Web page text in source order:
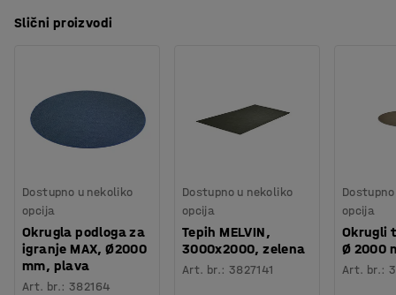
Slični proizvodi
Dostupno u nekoliko
opcija
Okrugla podloga za
igranje MAX, Ø2000
mm, plava
Art. br.:382164
Dostupno u nekoliko
opcija
Tepih MELVIN,
3000x2000, zelena
Art. br.: 3827141
opcija
Okrugli
Ø 2000
Art. br.: